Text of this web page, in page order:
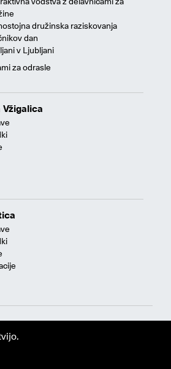
družinska raziskovanja
dan
v Ljubljani
za odrasle